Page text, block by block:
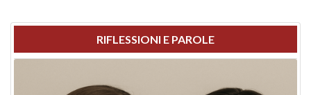
RIFLESSIONI E PAROLE